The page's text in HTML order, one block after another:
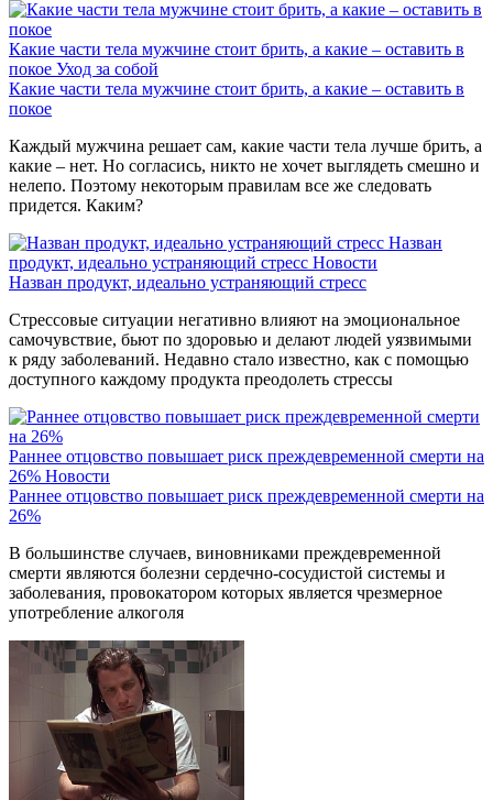
Какие части тела мужчине стоит брить, а какие – оставить в
покое Уход за собой
Какие части тела мужчине стоит брить, а какие – оставить в
покое
Каждый мужчина решает сам, какие части тела лучше брить, а
какие – нет. Но согласись, никто не хочет выглядеть смешно и
нелепо. Поэтому некоторым правилам все же следовать
придется. Каким?
Назван
продукт, идеально устраняющий стресс Новости
Назван продукт, идеально устраняющий стресс
Стрессовые ситуации негативно влияют на эмоциональное
самочувствие, бьют по здоровью и делают людей уязвимыми
к ряду заболеваний. Недавно стало известно, как с помощью
доступного каждому продукта преодолеть стрессы
Раннее отцовство повышает риск преждевременной смерти на
26% Новости
Раннее отцовство повышает риск преждевременной смерти на
26%
В большинстве случаев, виновниками преждевременной
смерти являются болезни сердечно-сосудистой системы и
заболевания, провокатором которых является чрезмерное
употребление алкоголя